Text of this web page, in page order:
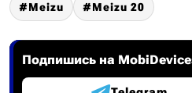
Meizu Meizu 20
Подпишись на